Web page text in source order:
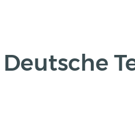
Deutsche